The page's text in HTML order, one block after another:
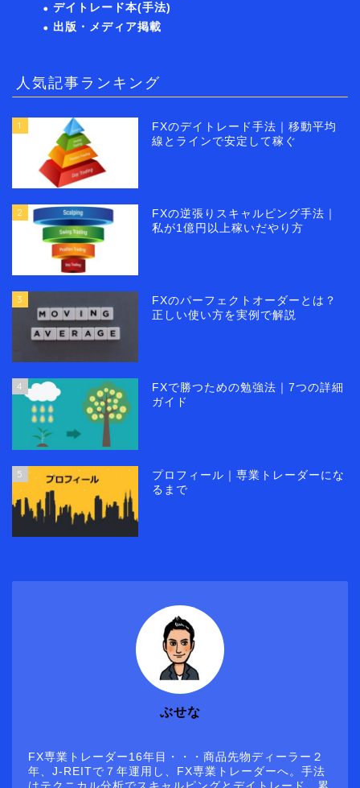
デイトレード本(手法)
出版・メディア掲載
人気記事ランキング
1
FXのデイトレード手法｜移動平均
線とラインで安定して稼ぐ
2
FXの逆張りスキャルピング手法｜
私が1億円以上稼いだやり方
3
FXのパーフェクトオーダーとは？
正しい使い方を実例で解説
4
FXで勝つための勉強法｜7つの詳細
ガイド
5
プロフィール｜専業トレーダーにな
るまで
ぶせな
FX専業トレーダー16年目・・・商品先物ディーラー２
年、J-REITで７年運用し、FX専業トレーダーへ。手法